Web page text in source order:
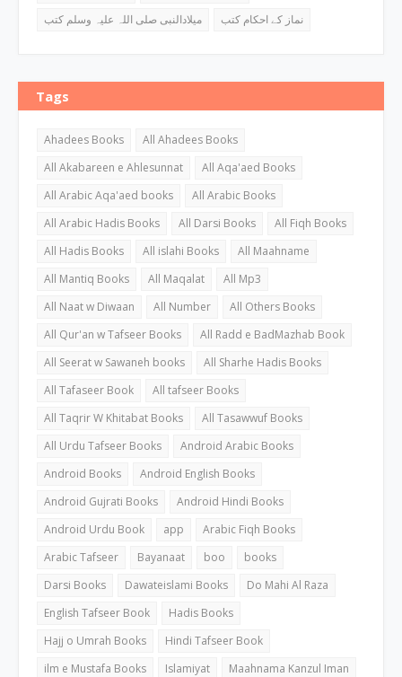
میلادالنبی صلی اللہ علیہ وسلم کتب
نماز کے احکام کتب
Tags
Ahadees Books
All Ahadees Books
All Akabareen e Ahlesunnat
All Aqa'aed Books
All Arabic Aqa'aed books
All Arabic Books
All Arabic Hadis Books
All Darsi Books
All Fiqh Books
All Hadis Books
All islahi Books
All Maahname
All Mantiq Books
All Maqalat
All Mp3
All Naat w Diwaan
All Number
All Others Books
All Qur'an w Tafseer Books
All Radd e BadMazhab Book
All Seerat w Sawaneh books
All Sharhe Hadis Books
All Tafaseer Book
All tafseer Books
All Taqrir W Khitabat Books
All Tasawwuf Books
All Urdu Tafseer Books
Android Arabic Books
Android Books
Android English Books
Android Gujrati Books
Android Hindi Books
Android Urdu Book
app
Arabic Fiqh Books
Arabic Tafseer
Bayanaat boo
books
Darsi Books
Dawateislami Books
Do Mahi Al Raza
English Tafseer Book
Hadis Books
Hajj o Umrah Books
Hindi Tafseer Book
ilm e Mustafa Books
Islamiyat
Maahnama Kanzul Iman